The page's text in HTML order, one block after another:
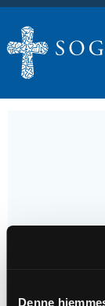
Denne